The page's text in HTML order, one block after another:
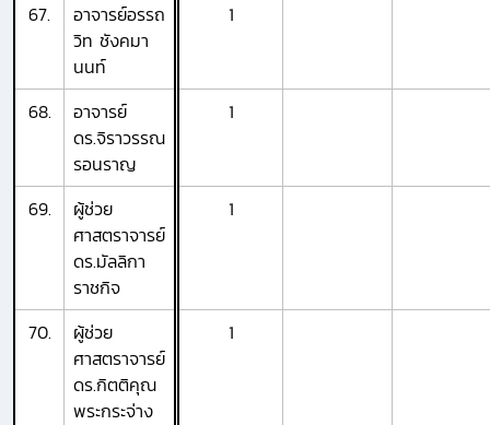
67.
อาจารย์อรรถ
วิท ชังคมา
นนท์
1
68.
อาจารย์
ดร.จิราวรรณ
รอนราญ
1
69.
ผู้ช่วย
ศาสตราจารย์
ดร.มัลลิกา
ราชกิจ
1
70.
ผู้ช่วย
ศาสตราจารย์
ดร.กิตติคุณ
พระกระจ่าง
1